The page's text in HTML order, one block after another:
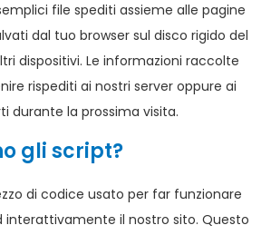
file spediti assieme alle pagine
dal tuo browser sul disco rigido del
dispositivi. Le informazioni raccolte
rispediti ai nostri server oppure ai
durante la prossima visita.
gli script?
di codice usato per far funzionare
il nostro sito. Questo